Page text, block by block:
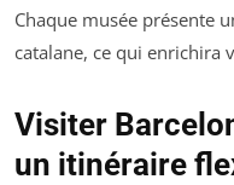
Chaque musée présente
catalane, ce qui enrichira
Visiter
un itinéraire